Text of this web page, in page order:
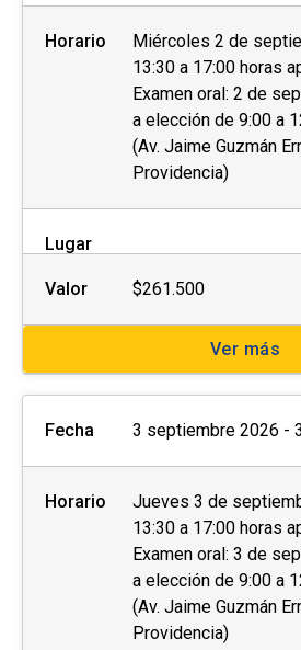
Horario
Miércoles 2 de
13:30 a 17:00 horas
Examen oral: 2 de
a elección de 9:00 a
(Av. Jaime Guzmán
Providencia)
Lugar
Valor $261.500
Ver más
Fecha 3 septiembre 2026 -
Horario
Jueves 3 de
13:30 a 17:00 horas
Examen oral: 3 de
a elección de 9:00 a
(Av. Jaime Guzmán
Providencia)